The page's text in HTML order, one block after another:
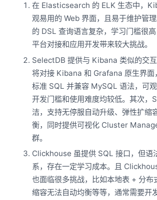
在 Elasticsearch 的 ELK 生态中，
观易用的 Web 界面，且易于维护管
的 DSL 查询语言复杂，学习门槛很
平台对接和应用开发带来较大挑战。
SelectDB 提供与 Kibana 类似的交
将对接 Kibana 和 Grafana 原生界面
标准 SQL 并兼容 MySQL 语法，可
开发门槛和使用难度均较低。其次，
洁，支持无停服自动升级、弹性扩缩
衡，同时提供可视化 Cluster
群。
Clickhouse 虽提供 SQL 接口，但语
系，存在一定学习成本。且
也面临很多挑战，比如本地表 + 分布
缩容无法自动均衡等等，通常需要开